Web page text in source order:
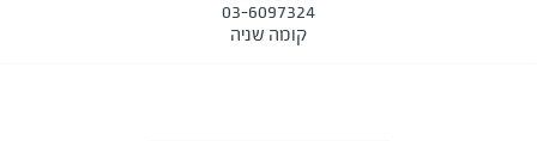
03-6097324
קומה שניה